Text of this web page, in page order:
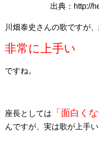
出典：http://
川畑泰史さんの歌ですが
非常に上手い
ですね。
座長としては 「面白くな
んですが、実は歌が上手